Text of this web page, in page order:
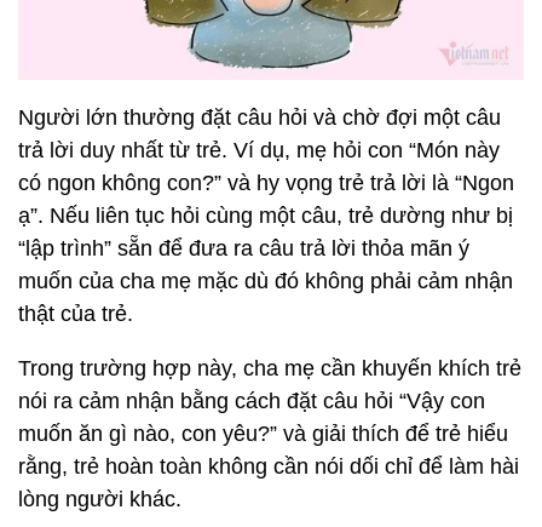
Người lớn thường đặt câu hỏi và chờ đợi một câu
trả lời duy nhất từ trẻ. Ví dụ, mẹ hỏi con “Món này
có ngon không con?” và hy vọng trẻ trả lời là “Ngon
ạ”. Nếu liên tục hỏi cùng một câu, trẻ dường như bị
“lập trình” sẵn để đưa ra câu trả lời thỏa mãn ý
muốn của cha mẹ mặc dù đó không phải cảm nhận
thật của trẻ.
Trong trường hợp này, cha mẹ cần khuyến khích trẻ
nói ra cảm nhận bằng cách đặt câu hỏi “Vậy con
muốn ăn gì nào, con yêu?” và giải thích để trẻ hiểu
rằng, trẻ hoàn toàn không cần nói dối chỉ để làm hài
lòng người khác.